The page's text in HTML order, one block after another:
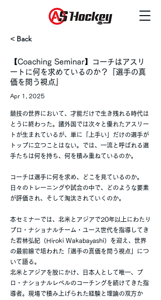
< Back
【Coaching Seminar】コーチはアスリ
ートに何を求めているのか？『選手の真
価を問う視点』
Apr 1, 2025
競技の世界において、才能だけで生き残れる時代は
とうに終わった。諸外国では次々と優れたアスリー
トが生まれているが、単に「上手い」だけの選手が
トップに立つことはない。では、一流と呼ばれる選
手たちは何を持ち、何を積み重ねているのか。
コーチは選手に何を求め、どこを見ているのか。
日々のトレーニングや試合の中で、どのような要素
が評価され、そして淘汰されていくのか。
本セミナーでは、北米とアジアで20年以上にわたり
プロ・ナショナルチーム・ユース世代を指導してき
た若林弘紀（Hiroki Wakabayashi）を迎え、世界
の最前線で培われた「選手の真価を問う視点」につ
いて語る。
北米とアジアを股にかけ、日本人として唯一、プ
ロ・ナショナルレベルのコーチングを続けてきた指
導者。現場で積み上げられた経験と理論の双方か